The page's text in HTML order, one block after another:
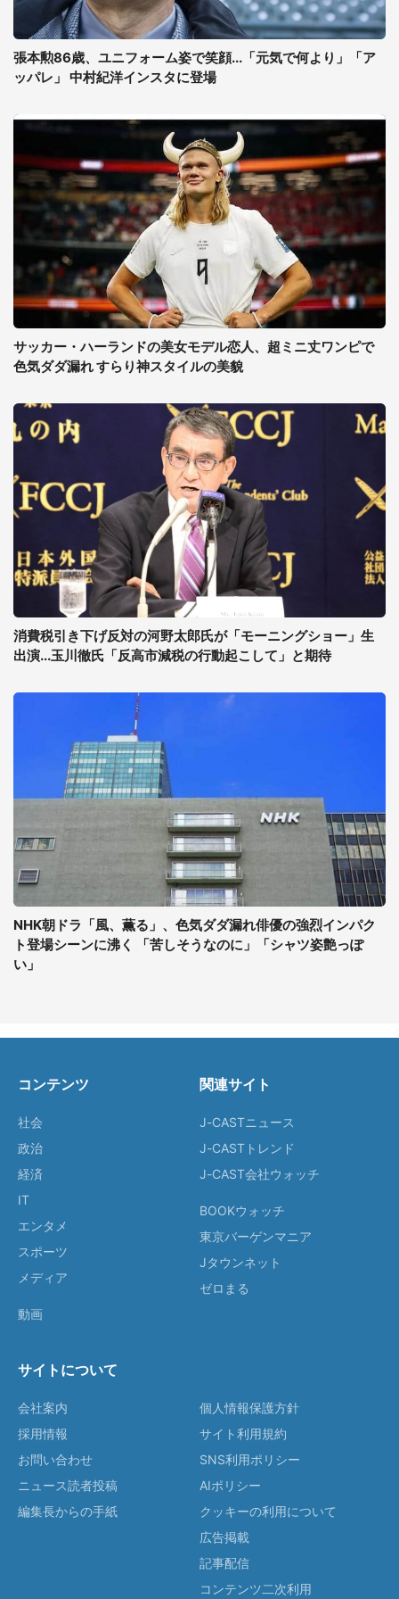
張本勲86歳、ユニフォーム姿で笑顔...「元気で何より」「ア
ッパレ」 中村紀洋インスタに登場
サッカー・ハーランドの美女モデル恋人、超ミニ丈ワンピで
色気ダダ漏れ すらり神スタイルの美貌
消費税引き下げ反対の河野太郎氏が「モーニングショー」生
出演...玉川徹氏「反高市減税の行動起こして」と期待
NHK朝ドラ「風、薫る」、色気ダダ漏れ俳優の強烈インパク
ト登場シーンに沸く 「苦しそうなのに」「シャツ姿艶っぽ
い」
コンテンツ
社会
政治
経済
IT
エンタメ
スポーツ
メディア
動画
関連サイト
J-CASTニュース
J-CASTトレンド
J-CAST会社ウォッチ
BOOKウォッチ
東京バーゲンマニア
Jタウンネット
ゼロまる
サイトについて
会社案内
採用情報
お問い合わせ
ニュース読者投稿
編集長からの手紙
個人情報保護方針
サイト利用規約
SNS利用ポリシー
AIポリシー
クッキーの利用について
広告掲載
記事配信
コンテンツ二次利用